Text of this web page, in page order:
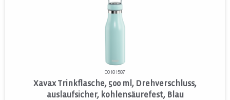
00181587
Xavax Trinkflasche, 500 ml, Drehverschluss,
auslaufsicher, kohlensäurefest, Blau